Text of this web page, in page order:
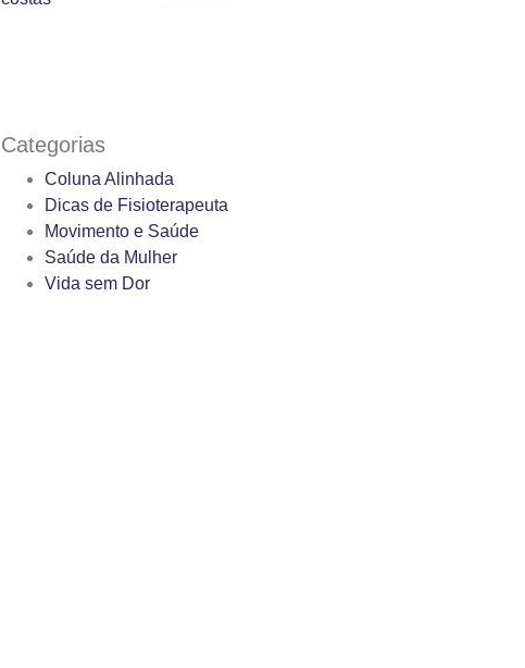
Categorias
Coluna Alinhada
Dicas de Fisioterapeuta
Movimento e Saúde
Saúde da Mulher
Vida sem Dor